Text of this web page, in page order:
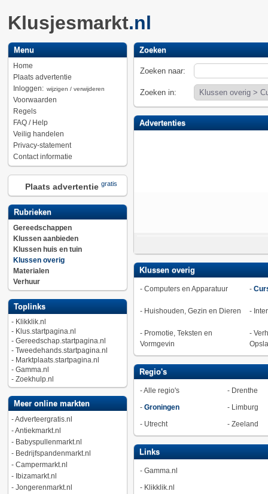
Klusjesmarkt.nl
Menu
Home
Plaats advertentie
Inloggen: wijzigen / verwijderen
Voorwaarden
Regels
FAQ / Help
Veilig handelen
Privacy-statement
Contact informatie
Plaats advertentie gratis
Rubrieken
Gereedschappen
Klussen aanbieden
Klussen huis en tuin
Klussen overig
Materialen
Verhuur
Toplinks
- Klikklik.nl
- Klus.startpagina.nl
- Gereedschap.startpagina.nl
- Tweedehands.startpagina.nl
- Marktplaats.startpagina.nl
- Gamma.nl
- Zoekhulp.nl
Meer online markten
-Adverteergratis.nl
-Antiekmarkt.nl
- Babyspullenmarkt.nl
- Bedrijfspandenmarkt.nl
- Campermarkt.nl
- Ibizamarkt.nl
- Jongerenmarkt.nl
Zoeken
Zoeken naar:
Zoeken in:
Advertenties
Klussen overig
- Computers en Apparatuur -
- Huishouden, Gezin en Dieren -
- Promotie, Teksten en
Vormgevin
-
Opsla
Regio's
-Alle regio's - Drenthe
- Groningen - Limburg
- Utrecht - Zeeland
Links
- Gamma.nl
- Klikklik.nl